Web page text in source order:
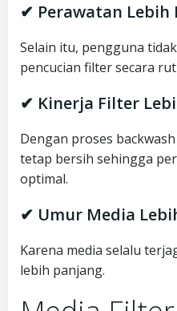
✔ Perawatan Lebih
Selain itu, pengguna
pencucian filter secara
✔ Kinerja Filter
Dengan proses
tetap bersih sehingga
optimal.
✔ Umur Media
Karena media selalu
lebih panjang.